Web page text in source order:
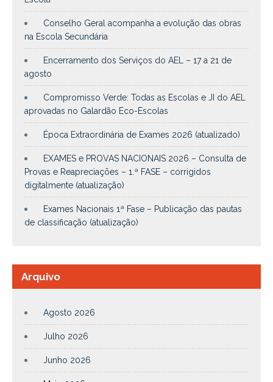
Conselho Geral acompanha a evolução das obras
na Escola Secundária
Encerramento dos Serviços do AEL – 17 a 21 de
agosto
Compromisso Verde: Todas as Escolas e JI do AEL
aprovadas no Galardão Eco-Escolas
Época Extraordinária de Exames 2026 (atualizado)
EXAMES e PROVAS NACIONAIS 2026 – Consulta de
Provas e Reapreciações – 1.ª FASE – corrigidos
digitalmente (atualização)
Exames Nacionais 1ª Fase – Publicação das pautas
de classificação (atualização)
Arquivo
Agosto 2026
Julho 2026
Junho 2026